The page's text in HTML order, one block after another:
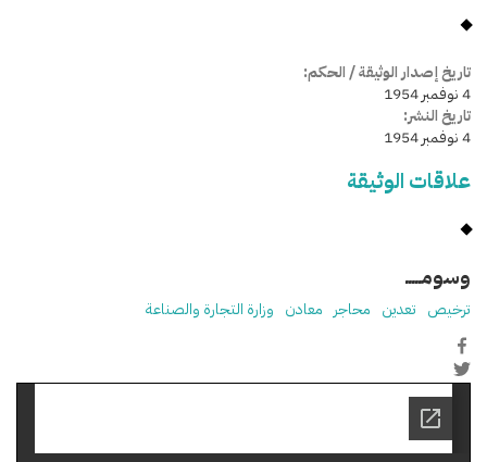
تاريخ إصدار الوثيقة / الحكم:
4 نوفمبر 1954
تاريخ النشر:
4 نوفمبر 1954
علاقات الوثيقة
وسومـــــ
ترخيص تعدين محاجر معادن وزارة التجارة والصناعة